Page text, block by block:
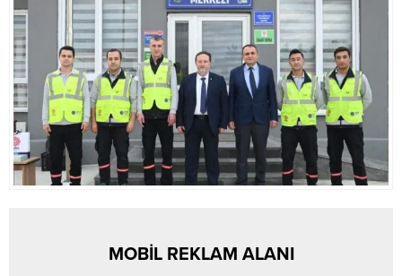
MOBİL REKLAM ALANI